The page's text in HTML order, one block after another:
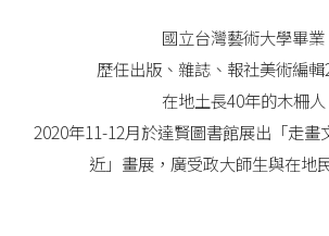
國立台灣藝術大學畢業
歷任出版、雜誌、報社美術編輯
在地土長40年的木柵人
2020年11-12月於達賢圖書館展出「走畫
近」畫展，廣受政大師生與在地